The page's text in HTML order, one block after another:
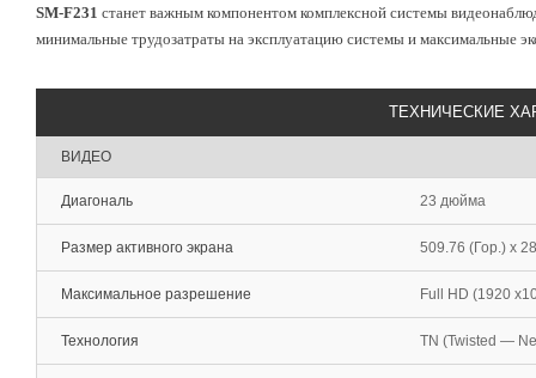
SM-F231 станет важным компонентом комплексной системы
минимальные трудозатраты на эксплуатацию системы и максимальные
ТЕХНИЧЕСКИЕ
ВИДЕО
Диагональ 23 дюйма
Размер активного экрана 509.76 (Гор.) х
Максимальное разрешение Full HD (1920
Технология TN (Twisted —